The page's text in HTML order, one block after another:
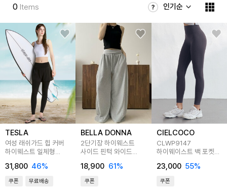
0 Items 인기순
TESLA
여성 래쉬가드 힙 커버
하이웨스트 일체형
31,800 46%
쿠폰 무료배송
BELLA DONNA
2단기장 하이웨스트
사이드 핀턱 와이드
18,900 61%
쿠폰
CIELCOCO
CLWP9147
하이웨이스트 백 포켓
23,000 55%
쿠폰